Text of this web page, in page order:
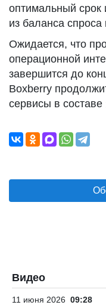
оптимальный срок
из баланса
Ожидается, что
операционной
завершится до
Boxberry
сервисы в составе
Видео
11 июня 2026 09:28